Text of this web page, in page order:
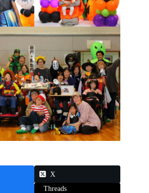
X
Threads